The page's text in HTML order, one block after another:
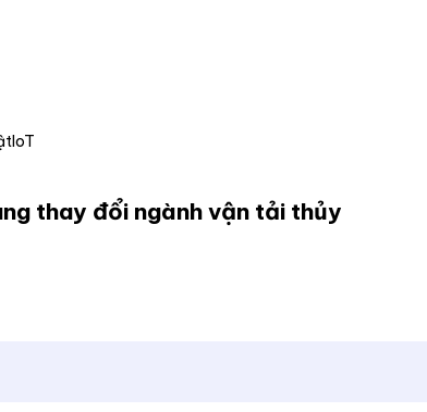
IoT
thay đổi ngành vận tải thủy